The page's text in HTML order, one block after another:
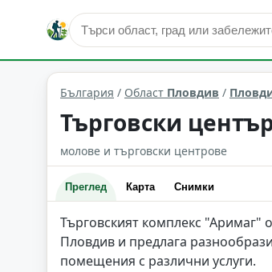
сгради и архитектура Пловдив
България / Област Пловдив /
Търговски
молове и търговски центрове
Преглед Карта Снимки
Търговският комплекс "Аримаг"
Пловдив и предлага
помещения с различни услуги.